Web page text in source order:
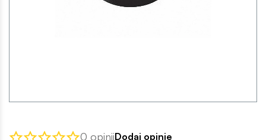
0 opiniiDodaj opinie